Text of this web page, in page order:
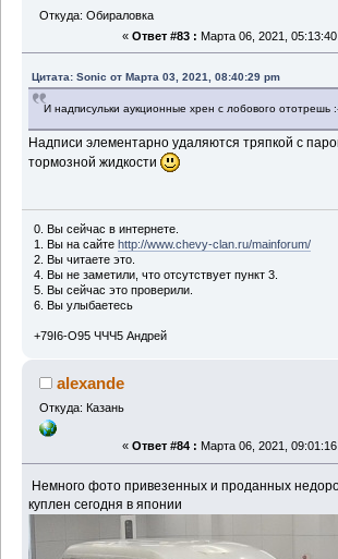
Откуда: Обираловка
« Ответ #83 : Марта 06, 2021,
Цитата: Sonic от Марта 03, 2021, 08:40:29 pm
И надписульки аукционные хрен с лобового ототрешь
Надписи элементарно удаляются тряпкой с
тормозной жидкости
0. Вы сейчас в интернете.
1. Вы на сайте http://www.chevy-clan.ru/mainforum/
2. Вы читаете это.
4. Вы не заметили, что отсутствует пункт 3.
5. Вы сейчас это проверили.
6. Вы улыбаетесь
+79I6-O95 ЧЧЧ5 Андрей
alexande
Откуда: Казань
« Ответ #84 : Марта 06, 2021,
Немного фото привезенных и проданных
куплен сегодня в японии